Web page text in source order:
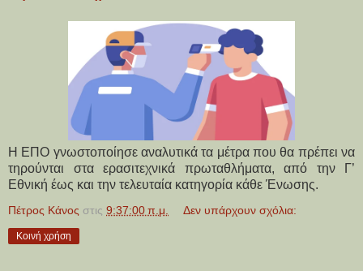
Η ΕΠΟ γνωστοποίησε αναλυτικά τα μέτρα που θα πρέπει να
τηρούνται στα ερασιτεχνικά πρωταθλήματα, από την Γ’
Εθνική έως και την τελευταία κατηγορία κάθε Ένωσης.
Πέτρος Κάνος στις 9:37:00 π.μ. Δεν υπάρχουν σχόλια:
Κοινή χρήση